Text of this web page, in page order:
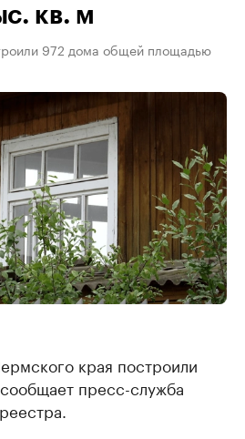
кв. м
972 дома общей площадью
края построили
пресс-служба